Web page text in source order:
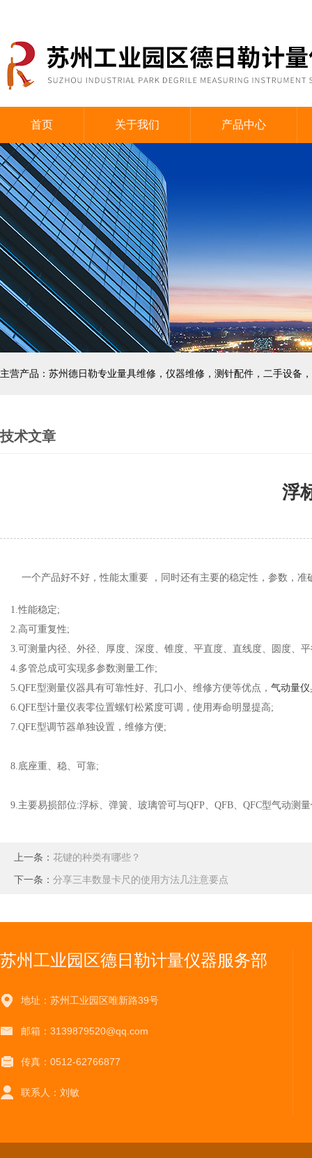
首页 关于我们 产品中心
主营产品：苏州德日勒专业量具维修，仪器维修，测针配件，二手设备
技术文章
浮
一个产品好不好，性能太重要 ，同时还有主要的稳定性，参数，
1.性能稳定;
2.高可重复性;
3.可测量内径、外径、厚度、深度、锥度、平直度、直线度、圆度、
4.多管总成可实现多参数测量工作;
5.QFE型测量仪器具有可靠性好、孔口小、维修方便等优点， 气动量仪
6.QFE型计量仪表零位置螺钉松紧度可调，使用寿命明显提高;
7.QFE型调节器单独设置，维修方便;
8.底座重、稳、可靠;
9.主要易损部位:浮标、弹簧、玻璃管可与QFP、QFB、QFC型气动测
上一条： 花键的种类有哪些？
下一条： 分享三丰数显卡尺的使用方法几注意要点
苏州工业园区德日勒计量仪器服务部
地址：苏州工业园区唯新路39号
邮箱：3139879520@qq.com
传真：0512-62766877
联系人：刘敏